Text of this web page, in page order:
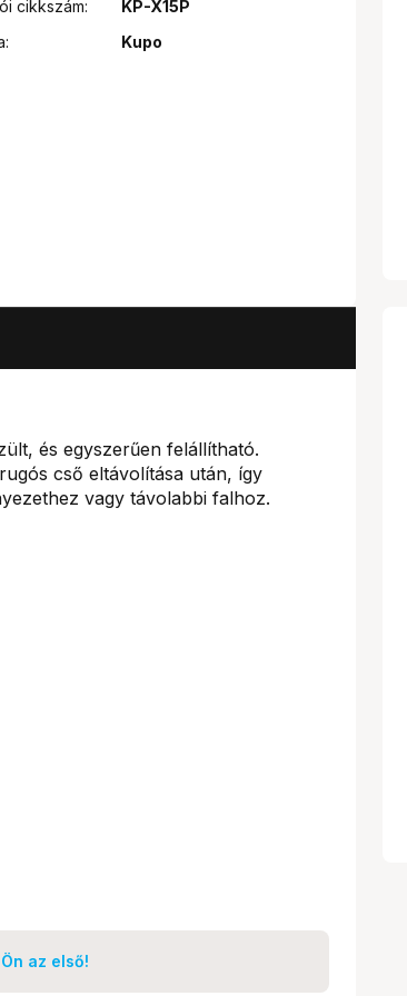
cikkszám:
KP-X15P
Kupo
és egyszerűen felállítható.
cső eltávolítása után, így
vagy távolabbi falhoz.
az első!